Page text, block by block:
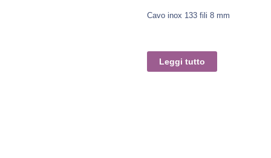
Cavo inox 133 fili 8 mm
Leggi tutto